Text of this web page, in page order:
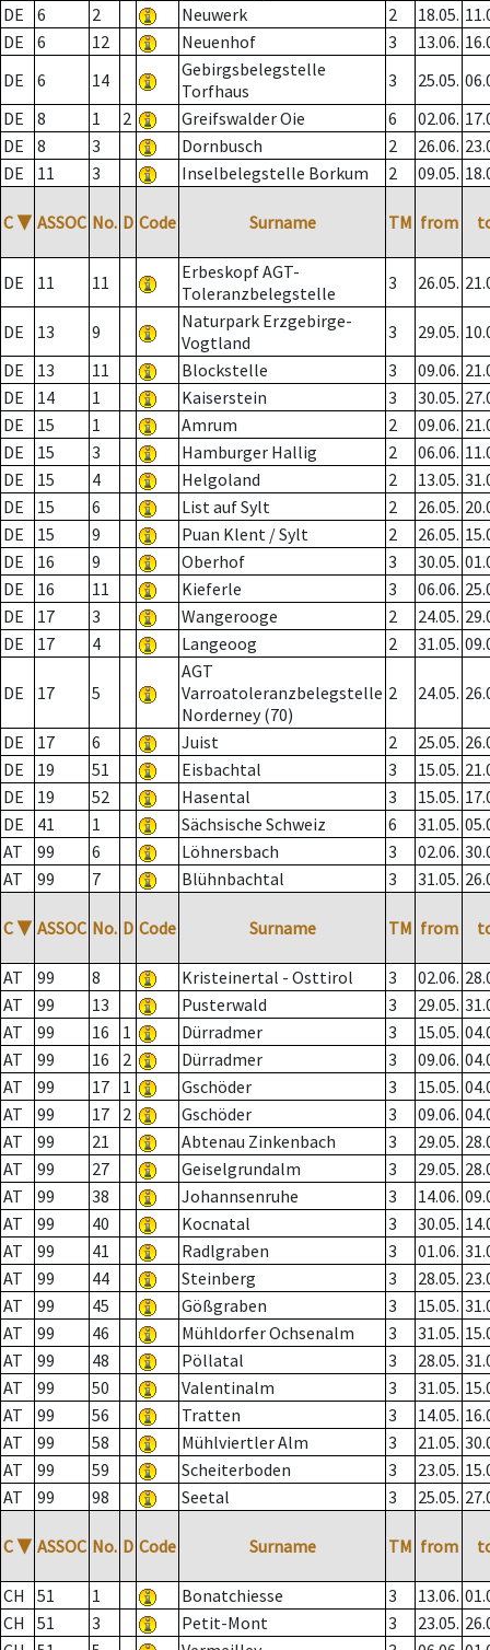
DE
6 2 Neuwerk 2 18.05.
DE
6 12 Neuenhof 3 13.06.
DE
6 14
Gebirgsbelegstelle
Torfhaus
3 25.05.
DE
8 1 2 Greifswalder Oie 6 02.06.
DE
8 3 Dornbusch 2 26.06.
DE
11 3 Inselbelegstelle Borkum 2 09.05.
C ▼ ASSOC No. D Code Surname TM from
DE 11 11
Erbeskopf AGT-
Toleranzbelegstelle
3 26.05.
DE 13 9
Naturpark Erzgebirge-
Vogtland
3 29.05.
DE
13 11 Blockstelle 3 09.06.
DE
14 1 Kaiserstein 3 30.05.
DE
15 1 Amrum 2 09.06.
DE
15 3 Hamburger Hallig 2 06.06.
DE
15 4 Helgoland 2 13.05.
DE
15 6 List auf Sylt 2 26.05.
DE
15 9 Puan Klent / Sylt 2 26.05.
DE
16 9 Oberhof 3 30.05.
DE
16 11 Kieferle 3 06.06.
DE
17 3 Wangerooge 2 24.05.
DE
17 4 Langeoog 2 31.05.
DE 17 5
AGT
Varroatoleranzbelegstelle
Norderney (70)
2 24.05.
DE 17 6 Juist 2 25.05.
DE
19 51 Eisbachtal 3 15.05.
DE
19 52 Hasental 3 15.05.
DE
41 1 Sächsische Schweiz 6 31.05.
AT
99 6 Löhnersbach 3 02.06.
AT
99 7 Blühnbachtal 3 31.05.
C ▼ ASSOC No. D Code Surname TM from
AT 99 8 Kristeinertal - Osttirol 3 02.06.
AT
99 13 Pusterwald 3 29.05.
AT
99 16 1 Dürradmer 3 15.05.
AT
99 16 2 Dürradmer 3 09.06.
AT
99 17 1 Gschöder 3 15.05.
AT
99 17 2 Gschöder 3 09.06.
AT
99 21 Abtenau Zinkenbach 3 29.05.
AT
99 27 Geiselgrundalm 3 29.05.
AT
99 38 Johannsenruhe 3 14.06.
AT
99 40 Kocnatal 3 30.05.
AT
99 41 Radlgraben 3 01.06.
AT
99 44 Steinberg 3 28.05.
AT
99 45 Gößgraben 3 15.05.
AT
99 46 Mühldorfer Ochsenalm 3 31.05.
AT
99 48 Pöllatal 3 28.05.
AT
99 50 Valentinalm 3 31.05.
AT
99 56 Tratten 3 14.05.
AT
99 58 Mühlviertler Alm 3 21.05.
AT
99 59 Scheiterboden 3 23.05.
AT
99 98 Seetal 3 25.05.
C ▼ ASSOC No. D Code Surname TM from
CH 51 1 Bonatchiesse 3 13.06.
CH
51 3 Petit-Mont 3 23.05.